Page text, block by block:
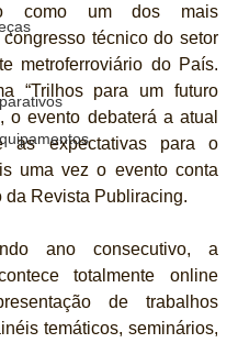
como um dos mais
congresso técnico do setor
metroferroviário do País.
“Trilhos para um futuro
o evento debaterá a atual
as expectativas para o
uma vez o evento conta
da Revista Publiracing.
ano consecutivo, a
totalmente online
de trabalhos
temáticos, seminários,